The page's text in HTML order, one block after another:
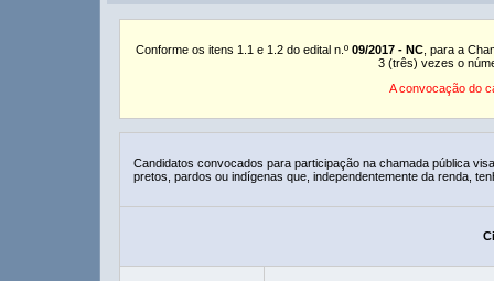
Conforme os itens 1.1 e 1.2 do edital n.º 09/2017 - NC , para a
3 (três) vezes o
A convocação do
Candidatos convocados para participação na chamada pública
pretos, pardos ou indígenas que, independentemente da renda,